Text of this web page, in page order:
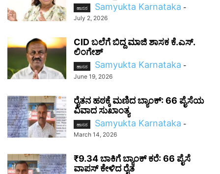
ಹಾಸನ Samyukta Karnataka -
July 2, 2026
CID ಬಲೆಗೆ ಬಿದ್ದ ಮಾಜಿ ಶಾಸಕ ಕೆ.ಎಸ್.
ಲಿಂಗೇಶ್
ಹಾಸನ Samyukta Karnataka -
June 19, 2026
ರೈತನ ಹಠಕ್ಕೆ ಮಣಿದ ಬ್ಯಾಂಕ್: 66 ಪೈಸೆಯ
ವಿವಾದ ಸುಖಾಂತ್ಯ
ಹಾಸನ Samyukta Karnataka -
March 14, 2026
₹9.34 ಬಾಕಿಗೆ ಬ್ಯಾಂಕ್ ಕರೆ: 66 ಪೈಸೆ
ವಾಪಸ್ ಕೇಳಿದ ರೈತ